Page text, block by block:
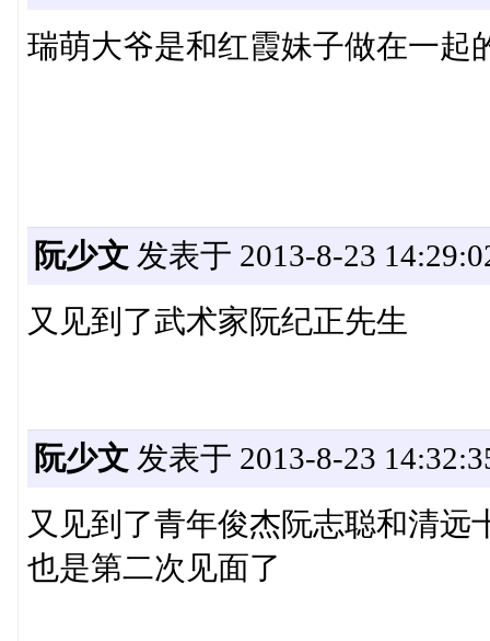
瑞萌大爷是和红霞妹子做在一起
阮少文 发表于 2013-8-23
又见到了武术家阮纪正先生
阮少文 发表于 2013-8-23
又见到了青年俊杰阮志聪和清
也是第二次见面了